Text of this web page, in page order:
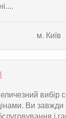
м. Київ
вибір
Ви
і